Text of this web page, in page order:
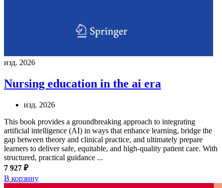
изд. 2026
Nursing education in the ai era
изд. 2026
This book provides a groundbreaking approach to integrating
artificial intelligence (AI) in ways that enhance learning, bridge the
gap between theory and clinical practice, and ultimately prepare
learners to deliver safe, equitable, and high-quality patient care. With
structured, practical guidance ...
7 927 ₽
В корзину